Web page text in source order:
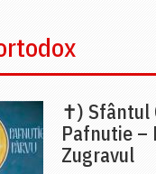
✝) Sfântul
Pafnutie –
Zugravul